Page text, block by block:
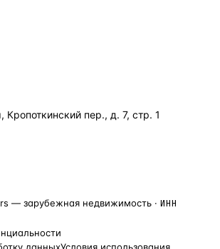
Кропоткинский пер., д. 7, стр. 1
— зарубежная недвижимость · ИНН
данныхУсловия использования